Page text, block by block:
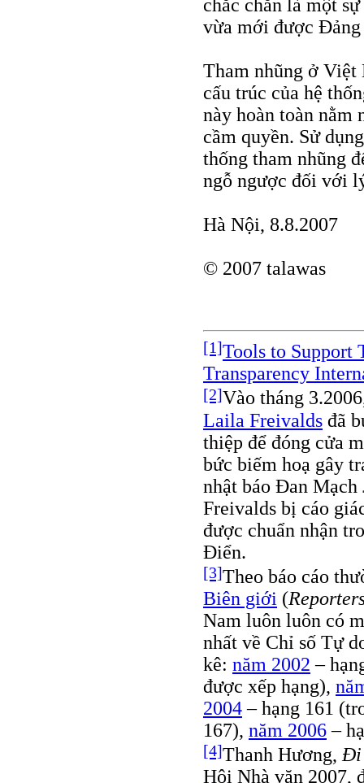
chắc chắn là một
vừa mới được
Tham nhũng ở Việt
cấu trúc của hệ
này hoàn toàn nằm
cầm quyền. Sử
thống tham nhũng
ngỗ ngược đối với
Hà Nội, 8.8.2007
© 2007 talawas
[1]Tools to Support
Transparency
[2]Vào tháng
Laila Freivalds đã
thiệp để đóng cửa
bức biếm hoạ gây
nhật báo Đan Mạch
Freivalds bị cáo
được chuẩn nhận
Điển.
[3]Theo báo cáo
Biên giới (
Nam luôn luôn có
nhất về Chỉ số Tự
kê: năm 2002 –
được xếp hạng),
2004– hạng 161
167), năm 2006–
[4]Thanh Hương,Đi
Hội Nhà văn 2007,